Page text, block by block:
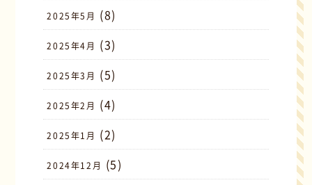
2025年5月 (8)
2025年4月 (3)
2025年3月 (5)
2025年2月 (4)
2025年1月 (2)
2024年12月 (5)